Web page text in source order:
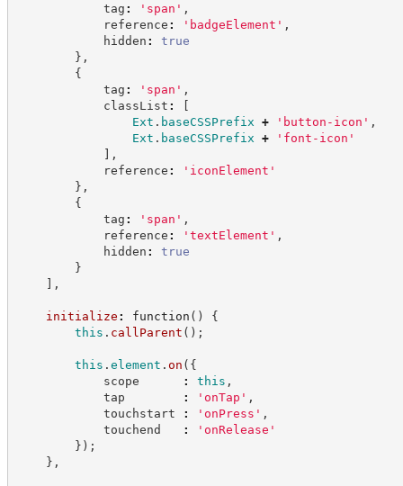
tag : ' span ' ,
reference : ' badgeElement ' ,
hidden :
true
} ,
{
tag : ' span ' ,
classList :
[
Ext . baseCSSPrefix + ' button-icon ' ,
Ext . baseCSSPrefix + ' font-icon '
] ,
reference : ' iconElement '
} ,
{
tag : ' span ' ,
reference : ' textElement ' ,
hidden :
true
}
] ,
initialize : function ( )
{
this . callParent ( ) ;
this . element . on ( {
scope
: this ,
tap
: ' onTap ' ,
touchstart
: ' onPress ' ,
touchend
: ' onRelease '
} ) ;
} ,